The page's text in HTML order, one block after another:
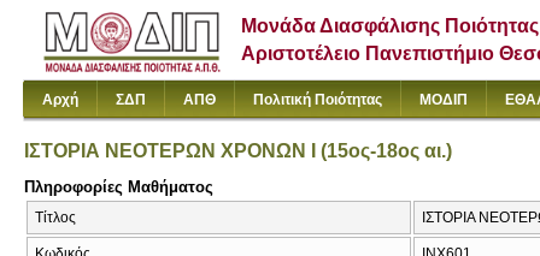
Μονάδα Διασφάλισης Ποιότητας
Αριστοτέλειο Πανεπιστήμιο
Αρχή ΣΔΠ ΑΠΘ Πολιτική Ποιότητας ΜΟΔΙΠ
ΙΣΤΟΡΙΑ ΝΕΟΤΕΡΩΝ ΧΡΟΝΩΝ Ι (15ος-18ος αι.)
Πληροφορίες Μαθήματος
Τίτλος ΙΣΤΟΡΙΑ